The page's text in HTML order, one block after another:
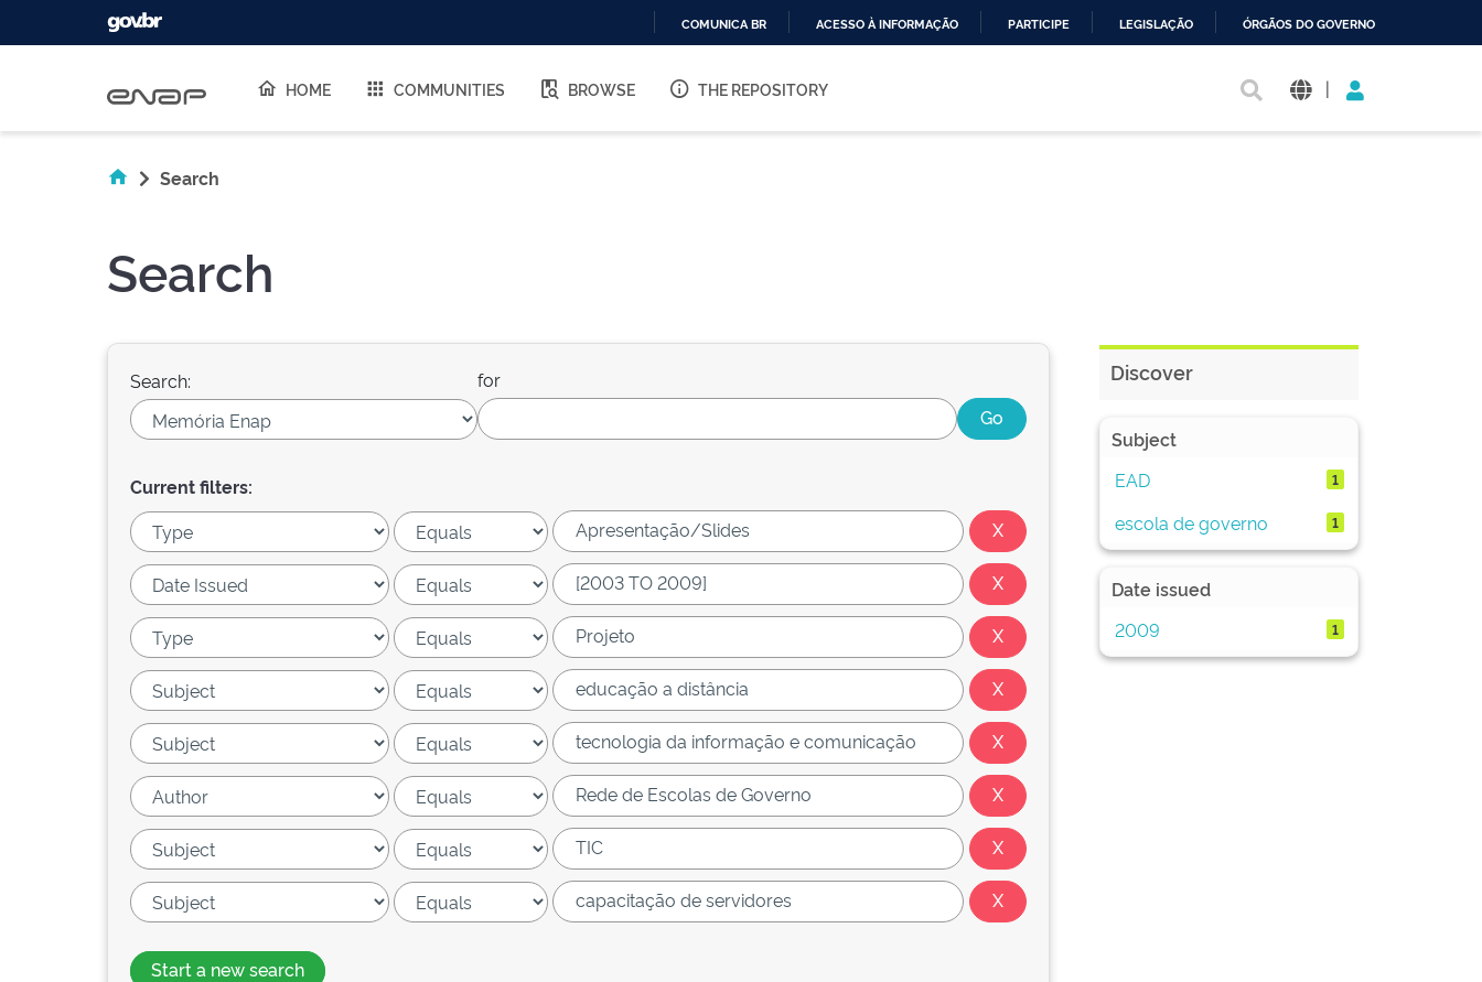
O
COMUNICA BR ACESSO À INFORMAÇÃO PARTICIPE LEGISLAÇÃO ÓRGÃOS DO GOVERNO
HOME COMMUNITIES BROWSE THE REPOSITORY |
Search
Search
Search: for
Current filters:
Start a new search
Discover
Subject
EAD
1
escola de governo 1
Date issued
2009
1